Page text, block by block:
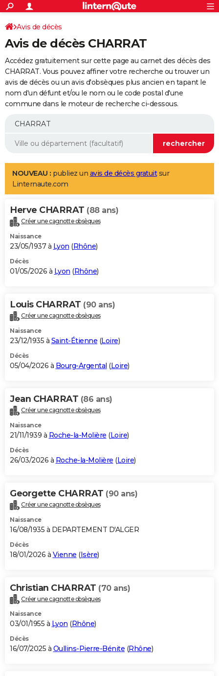
ACTUALITÉS
Politique
Société
Faits Divers
Education
Monde
Villes
+
SPORT
Coupe du monde 2026
Football
Tennis
Cyclisme
Rugby
Forum
Programme TV
TNT
Streaming
Cinéma
Sorties cinéma
Musique
+
FINANCE
Retraite
Epargne
Immobilier
Risques naturels par ville
Banque
Assurance
AUTO
Essais
Réserver un essai
Citadines
Berlines
SUV
Forum auto
+
Mobiles
Meilleur smartphone
Internet
Ordinateurs
Jeux vidéo
Guide high-tech
Aménagement intérieur
LIFESTYLE
Art de vivre
Bien-être
Loisirs
Mode
Modes de vie
Alimentation
Guide de la santé
Maladies
Médicaments
Sommeil
VOYAGE
Destinations
City break
Voyage nature
Voyage de noces
Forum
Climat
+PHOTO
GUIDES D'ACHAT
BONS PLANS
Carte de Noël
Carte Bonne année
Carte Saint-Valentin
Carte Pâques
Carte d'anniversaire
DICTIONNAIRE
Dictionnaire
Biographies
Citations
Expressions
Proverbes
PROGRAMME TV
S'inscrire
Se connecter
Lycées
Collèges
Primaires
Universités
Entreprises
Service militaire
Avis de recherche
AVIS DE DÉCÈS
Bricolage
Lifestyle
Culture
Sport
Auto
Television
Voyage
Cinema
Avis de décès
Avis de décès CHARRAT
Accédez gratuitement sur cette page au carnet des décès des
CHARRAT. Vous pouvez affiner votre recherche ou trouver un
avis de décès ou un avis d'obsèques plus ancien en tapant le
nom d'un défunt et/ou le nom ou le code postal d'une
commune dans le moteur de recherche ci-dessous.
NOUVEAU : publiez un avis de décès gratuitsur
Linternaute.com
Herve CHARRAT (88 ans)
Créer une cagnotte obsèques
Naissance
23/05/1937 à Lyon (Rhône)
Décès
01/05/2026 à Lyon (Rhône)
Louis CHARRAT (90 ans)
Créer une cagnotte obsèques
Naissance
23/12/1935 à Saint-Étienne (Loire)
Décès
05/04/2026 à Bourg-Argental (Loire)
Jean CHARRAT (86 ans)
Créer une cagnotte obsèques
Naissance
21/11/1939 à Roche-la-Molière (Loire)
Décès
26/03/2026 à Roche-la-Molière (Loire)
Georgette CHARRAT (90 ans)
Créer une cagnotte obsèques
Naissance
16/08/1935 à DEPARTEMENT D'ALGER
Décès
18/01/2026 à Vienne (Isère)
Christian CHARRAT (70 ans)
Créer une cagnotte obsèques
Naissance
03/01/1955 à Lyon (Rhône)
Décès
16/07/2025 à Oullins-Pierre-Bénite (Rhône)